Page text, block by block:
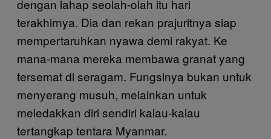
dengan lahap seolah-olah itu hari
terakhirnya. Dia dan rekan prajuritnya siap
mempertaruhkan nyawa demi rakyat. Ke
mana-mana mereka membawa granat yang
tersemat di seragam. Fungsinya bukan untuk
menyerang musuh, melainkan untuk
meledakkan diri sendiri kalau-kalau
tertangkap tentara Myanmar.